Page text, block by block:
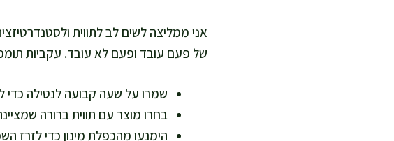
אני ממליצה לשים לב לתווית
של פעם עובד ופעם לא עובד. עקביות
שמרו על שעה קבועה לנטילה כדי
בחרו מוצר עם תווית ברורה
הימנעו מהכפלת מינון כדי לזרז